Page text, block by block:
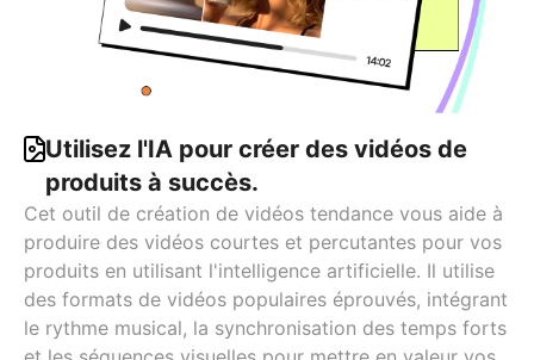
Utilisez l'IA pour créer des vidéos de
produits à succès.
Cet outil de création de vidéos tendance vous aide à
produire des vidéos courtes et percutantes pour vos
produits en utilisant l'intelligence artificielle. Il utilise
des formats de vidéos populaires éprouvés, intégrant
le rythme musical, la synchronisation des temps forts